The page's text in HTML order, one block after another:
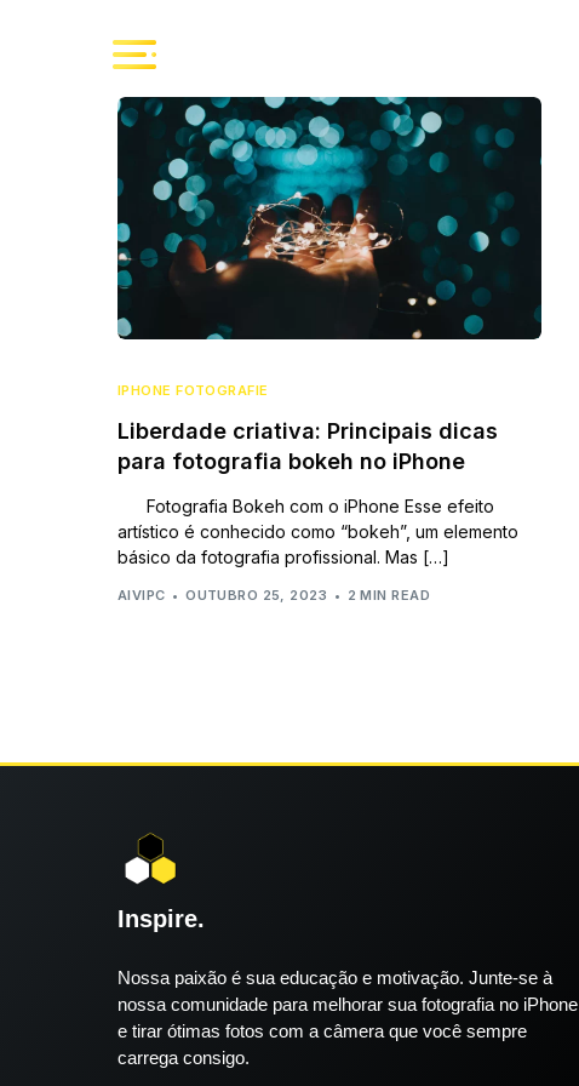
IPHONE FOTOGRAFIE
Liberdade criativa: Principais dicas
para fotografia bokeh no iPhone
Fotografia Bokeh com o iPhone Esse efeito
artístico é conhecido como “bokeh”, um elemento
básico da fotografia profissional. Mas […]
AIVIPC OUTUBRO 25, 2023 2 MIN READ
Inspire.
Nossa paixão é sua educação e motivação. Junte-se à
nossa comunidade para melhorar sua fotografia no iPhone
e tirar ótimas fotos com a câmera que você sempre
carrega consigo.